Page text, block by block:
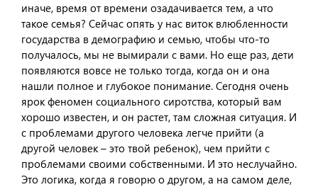
иначе, время от времени озадачивается тем, а что
такое семья? Сейчас опять у нас виток влюбленности
государства в демографию и семью, чтобы что-то
получалось, мы не вымирали с вами. Но еще раз, дети
появляются вовсе не только тогда, когда он и она
нашли полное и глубокое понимание. Сегодня очень
ярок феномен социального сиротства, который вам
хорошо известен, и он растет, там сложная ситуация. И
с проблемами другого человека легче прийти (а
другой человек – это твой ребенок), чем прийти с
проблемами своими собственными. И это неслучайно.
Это логика, когда я говорю о другом, а на самом деле,